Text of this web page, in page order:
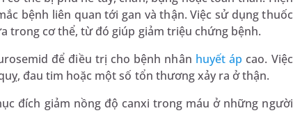
bệnh liên quan tới gan và thận. Việc sử dụng thuốc
trong cơ thể, từ đó giúp giảm triệu chứng bệnh.
để điều trị cho bệnh nhân huyết áp cao. Việc
đau tim hoặc một số tổn thương xảy ra ở thận.
đích giảm nồng độ canxi trong máu ở những người